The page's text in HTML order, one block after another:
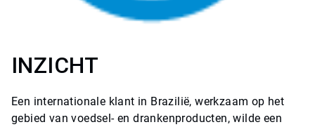
INZICHT
Een internationale klant in Brazilië, werkzaam op het
gebied van voedsel- en drankenproducten, wilde een